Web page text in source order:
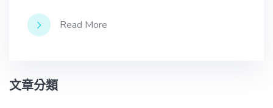
Read More
文章分類